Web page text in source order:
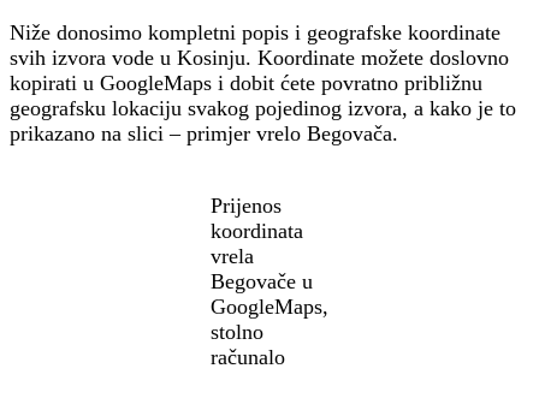
Niže donosimo kompletni popis i geografske koordinate
svih izvora vode u Kosinju. Koordinate možete doslovno
kopirati u GoogleMaps i dobit ćete povratno približnu
geografsku lokaciju svakog pojedinog izvora, a kako je to
prikazano na slici – primjer vrelo Begovača.
Prijenos
koordinata
vrela
Begovače u
GoogleMaps,
stolno
računalo